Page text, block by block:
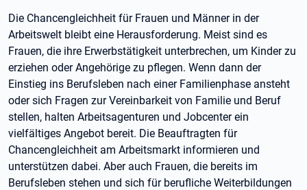
Die Chancengleichheit für Frauen und Männer in der
Arbeitswelt bleibt eine Herausforderung. Meist sind es
Frauen, die ihre Erwerbstätigkeit unterbrechen, um Kinder zu
erziehen oder Angehörige zu pflegen. Wenn dann der
Einstieg ins Berufsleben nach einer Familienphase ansteht
oder sich Fragen zur Vereinbarkeit von Familie und Beruf
stellen, halten Arbeitsagenturen und Jobcenter ein
vielfältiges Angebot bereit. Die Beauftragten für
Chancengleichheit am Arbeitsmarkt informieren und
unterstützen dabei. Aber auch Frauen, die bereits im
Berufsleben stehen und sich für berufliche Weiterbildungen